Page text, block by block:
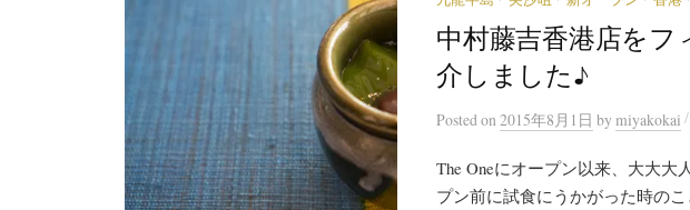
中村藤吉香港店を
介しました♪
Posted on 2015年8月1日 by miyakokai /
The Oneにオープン以来、大大大
プン前に試食にうかがった時の